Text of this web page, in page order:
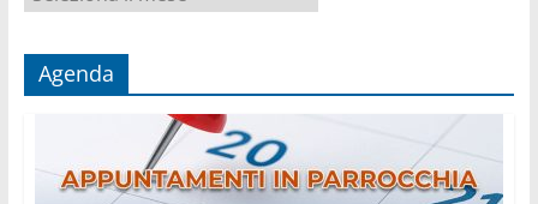
per
Agenda